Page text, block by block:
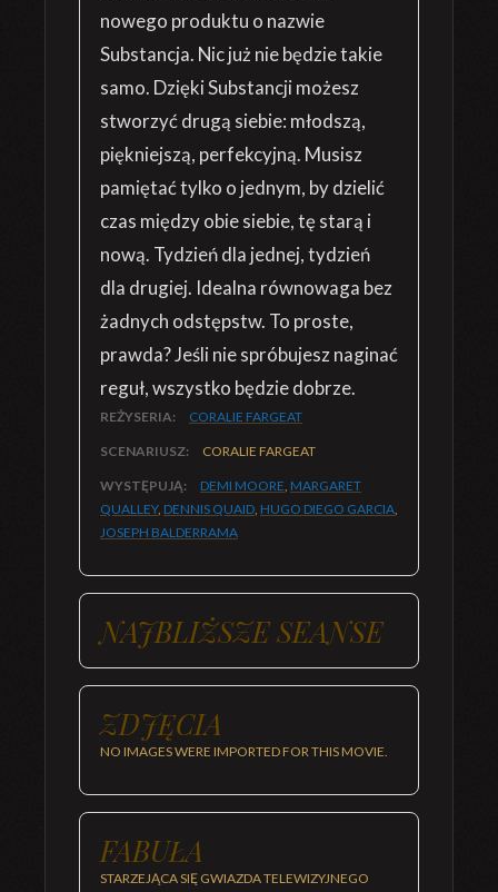
nowego produktu o nazwie
Substancja. Nic już nie będzie takie
samo. Dzięki Substancji możesz
stworzyć drugą siebie: młodszą,
piękniejszą, perfekcyjną. Musisz
pamiętać tylko o jednym, by dzielić
czas między obie siebie, tę starą i
nową. Tydzień dla jednej, tydzień
dla drugiej. Idealna równowaga bez
żadnych odstępstw. To proste,
prawda? Jeśli nie spróbujesz naginać
reguł, wszystko będzie dobrze.
REŻYSERIA: CORALIE FARGEAT
SCENARIUSZ: CORALIE FARGEAT
WYSTĘPUJĄ: DEMI MOORE, MARGARET
QUALLEY, DENNIS QUAID, HUGO DIEGO GARCIA,
JOSEPH BALDERRAMA
NAJBLIŻSZE SEANSE
ZDJĘCIA
NO IMAGES WERE IMPORTED FOR THIS MOVIE.
FABUŁA
STARZEJĄCA SIĘ GWIAZDA TELEWIZYJNEGO